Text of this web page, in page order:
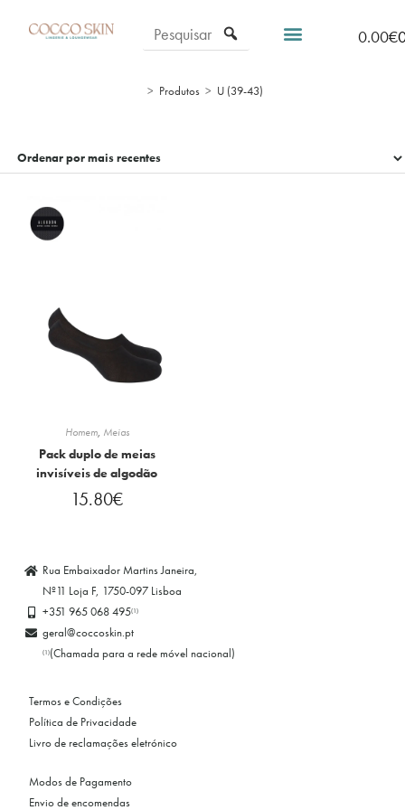
0.00€
> Produtos > U (39-43)
Homem, Meias
Pack duplo de meias
invisíveis de algodão
15.80€
Rua Embaixador Martins Janeira,
Nº11 Loja F, 1750-097 Lisboa
+351 965 068 495(1)
geral@coccoskin.pt
(1)(Chamada para a rede móvel nacional)
Termos e Condições
Política de Privacidade
Livro de reclamações eletrónico
Modos de Pagamento
Envio de encomendas